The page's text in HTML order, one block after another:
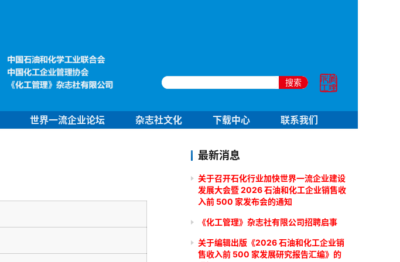
搜索
世界一流企业论坛 杂志社文化 下载中心 联系我们
最新消息
关于召开石化行业加快世界一流企业建设
发展大会暨 2026 石油和化工企业销售收
入前 500 家发布会的通知
《化工管理》杂志社有限公司招聘启事
关于编辑出版《2026 石油和化工企业销
售收入前 500 家发展研究报告汇编》的